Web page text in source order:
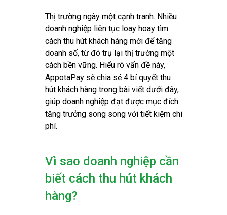
Thị trường ngày một cạnh tranh. Nhiều
doanh nghiệp liên tục loay hoay tìm
cách thu hút khách hàng mới để tăng
doanh số, từ đó trụ lại thị trường một
cách bền vững. Hiểu rõ vấn đề này,
AppotaPay sẽ chia sẻ 4 bí quyết thu
hút khách hàng trong bài viết dưới đây,
giúp doanh nghiệp đạt được mục đích
tăng trưởng song song với tiết kiệm chi
phí.
Vì sao doanh nghiệp cần
biết cách thu hút khách
hàng?